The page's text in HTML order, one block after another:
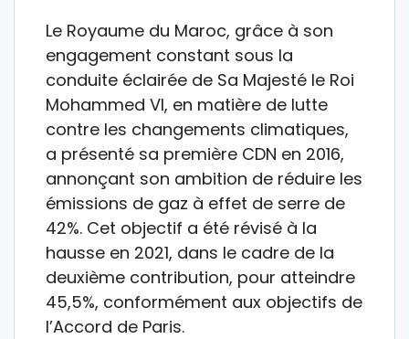
Le Royaume du Maroc, grâce à son
engagement constant sous la
conduite éclairée de Sa Majesté le Roi
Mohammed VI, en matière de lutte
contre les changements climatiques,
a présenté sa première CDN en 2016,
annonçant son ambition de réduire les
émissions de gaz à effet de serre de
42%. Cet objectif a été révisé à la
hausse en 2021, dans le cadre de la
deuxième contribution, pour atteindre
45,5%, conformément aux objectifs de
l’Accord de Paris.